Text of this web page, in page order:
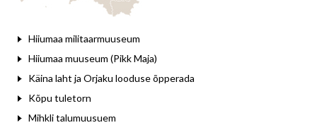
Hiiumaa militaarmuuseum
Hiiumaa muuseum (Pikk Maja)
Käina laht ja Orjaku looduse õpperada
Kõpu tuletorn
Mihkli talumuusuem